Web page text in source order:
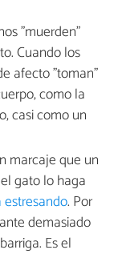
"muerden"
Cuando los
afecto "toman"
como la
casi como un
marcaje que un
gato lo haga
. Por
demasiado
Es el